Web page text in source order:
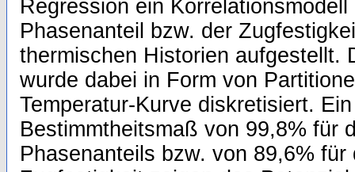
Regression ein
Phasenanteil bzw. der
thermischen Historien aufgestellt.
wurde dabei in Form von
Temperatur-Kurve diskretisiert.
Bestimmtheitsmaß von 99,8% für
Phasenanteils bzw. von 89,6% für